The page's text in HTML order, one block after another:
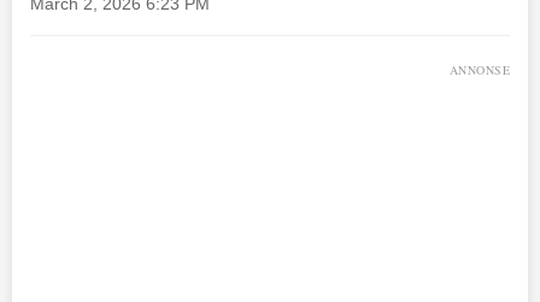
March 2, 2026 6:23 PM
ANNONSE